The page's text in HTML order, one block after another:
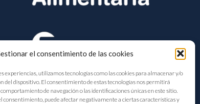
el consentimiento de las cookies
experiencias, utilizamos tecnologías como las cookies para almacenar y/o
del dispositivo. El consentimiento de estas tecnologías nos permitirá
de navegación o las identificaciones únicas en este sitio.
consentimiento, puede afectar negativamente a ciertas características y